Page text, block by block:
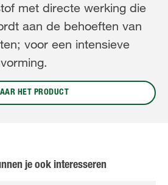
met directe werking die
aan de behoeften van
voor een intensieve
HET PRODUCT
je ook interesseren